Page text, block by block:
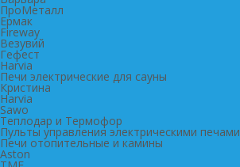
ПроМеталл
Ермак
Fireway
Везувий
Гефест
Harvia
Печи электрические для сауны
Кристина
Harvia
Sawo
Теплодар и Термофор
Пульты управления электрическими печами
Печи отопительные и камины
Aston